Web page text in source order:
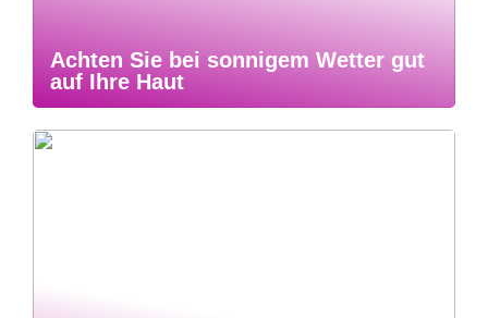
Achten Sie bei sonnigem Wetter gut
auf Ihre Haut